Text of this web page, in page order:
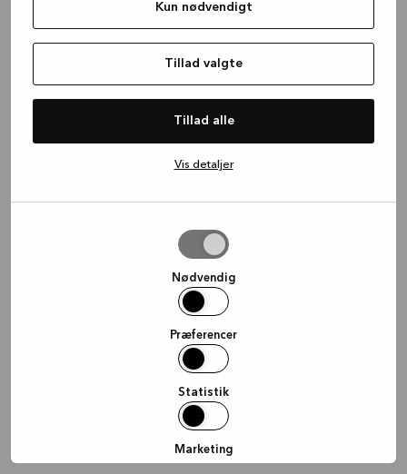
Kun nødvendigt
Tillad valgte
Tillad alle
Vis detaljer
Nødvendig
Præferencer
Statistik
Marketing
(see the browser console for more
information).